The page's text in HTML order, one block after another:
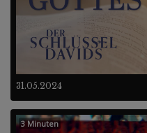
31.05.2024
3 Minuten